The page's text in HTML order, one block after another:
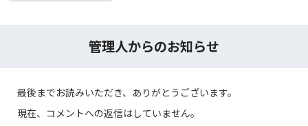
管理人からのお知らせ
最後までお読みいただき、ありがとうございます。
現在、コメントへの返信はしていません。